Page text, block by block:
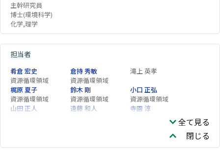
主幹研究員
博士(環境科学)
化学,理学
担当者
肴倉 宏史
資源循環領域
倉持 秀敏
資源循環領域
滝上 英孝
梶原 夏子
資源循環領域
鈴木 剛
資源循環領域
小口 正弘
資源循環領域
山田 正人
遠藤 和人
寺園 淳
全て見る
閉じる